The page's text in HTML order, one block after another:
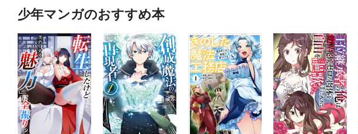
少年マンガのおすすめ本